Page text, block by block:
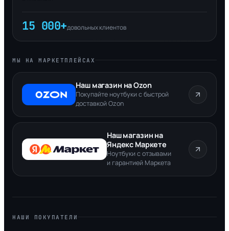
15 000+довольных клиентов
МЫ НА МАРКЕТПЛЕЙСАХ
Наш магазин на Ozon
Покупайте ноутбуки с быстрой
доставкой Ozon
Наш магазин на
Яндекс Маркете
Ноутбуки с отзывами
и гарантией Маркета
НАШИ ПОКУПАТЕЛИ